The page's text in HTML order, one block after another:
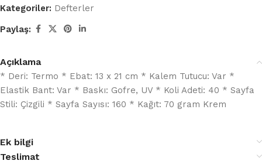
Kategoriler: Defterler
Paylaş:
Açıklama
* Deri: Termo * Ebat: 13 x 21 cm * Kalem Tutucu: Var *
Elastik Bant: Var * Baskı: Gofre, UV * Koli Adeti: 40 * Sayfa
Stili: Çizgili * Sayfa Sayısı: 160 * Kağıt: 70 gram Krem
Ek bilgi
Teslimat